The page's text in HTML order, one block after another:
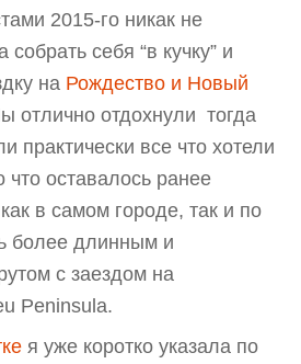
2015-го никак не
себя “в кучку” и
на Рождество и Новый
отлично отдохнули тогда
практически все что хотели
что оставалось ранее
в самом городе, так и по
более длинным и
с заездом на
Peninsula.
я уже коротко указала по